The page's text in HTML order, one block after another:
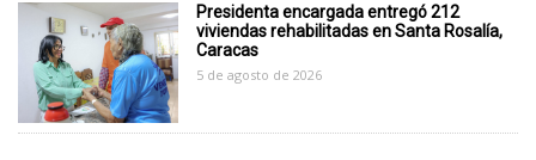
Presidenta encargada entregó 212
viviendas rehabilitadas en Santa Rosalía,
Caracas
5 de agosto de 2026